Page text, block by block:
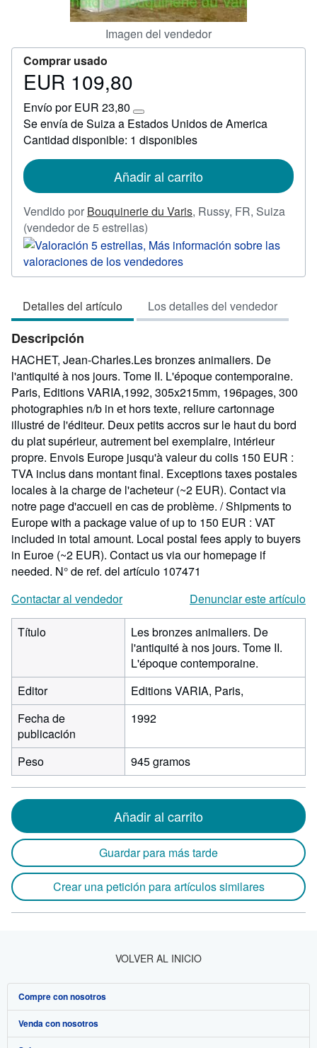
Imagen del vendedor
Comprar usado
Precio
109,80
EUR 109,80
Envío por EUR 23,80
Más
información
sobre
tarifas
envío
Se envía de Suiza a Estados Unidos de America
Cantidad disponible: 1 disponibles
Añadir al carrito
Vendido por Bouquinerie du Varis, Russy, FR, Suiza
(vendedor de 5 estrellas)
del
vendedor:
5
5
estrellas
Detalles del artículo Los detalles del vendedor
Descripción
HACHET, Jean-Charles.Les bronzes animaliers. De
l'antiquité à nos jours. Tome II. L'époque contemporaine.
Paris, Editions VARIA,1992, 305x215mm, 196pages, 300
photographies n/b in et hors texte, reliure cartonnage
illustré de l'éditeur. Deux petits accros sur le haut du bord
du plat supérieur, autrement bel exemplaire, intérieur
propre. Envois Europe jusqu'à valeur du colis 150 EUR :
TVA inclus dans montant final. Exceptions taxes postales
locales à la charge de l'acheteur (~2 EUR). Contact via
notre page d'accueil en cas de problème. / Shipments to
Europe with a package value of up to 150 EUR : VAT
included in total amount. Local postal fees apply to buyers
in Euroe (~2 EUR). Contact us via our homepage if
needed. N° de ref. del artículo 107471
Contactar al vendedor
Denunciar este artículo
Título
Les bronzes animaliers. De
l'antiquité à nos jours. Tome II.
L'époque contemporaine.
Editor
Editions VARIA, Paris,
Fecha de
publicación
1992
Peso 945 gramos
Añadir al carrito
Guardar para más tarde
Crear una petición para artículos similares
VOLVER AL INICIO
Compre con nosotros
Búsqueda avanzada
Venda con nosotros